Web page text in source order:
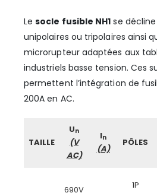
Lesocle fusible NH1 se
unipolaires ou tripolaires ainsi
microrupteur adaptées aux
industriels basse tension. Ces
permettent l’intégration de
200A en AC.
TAILLE
Un
(V
AC)
In
(A)
PÔLES
690V
1P